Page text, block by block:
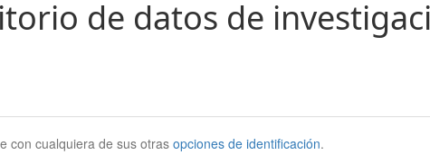
de datos de
con cualquiera de sus otrasopciones de identificación.